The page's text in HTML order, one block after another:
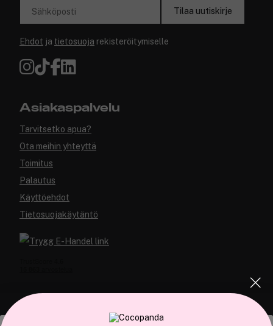
Sähköposti Tilaa uutiskirje
Ehdot ja tietosuoja rekisteröitymiselle
Asiakaspalvelu
Tarvitsetko apua?
Ota meihin yhteyttä
Toimitus
Palautus
Käyttöehdot
Tietosuojakäytäntö